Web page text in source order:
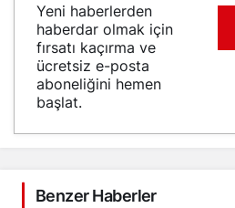
Yeni haberlerden
haberdar olmak için
fırsatı kaçırma ve
ücretsiz e-posta
aboneliğini hemen
başlat.
Benzer Haberler